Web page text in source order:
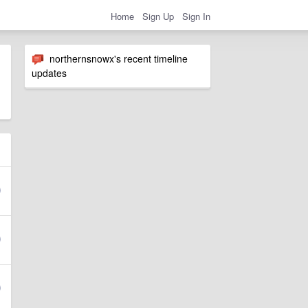
Home Sign Up Sign In
northernsnowx's recent timeline
updates